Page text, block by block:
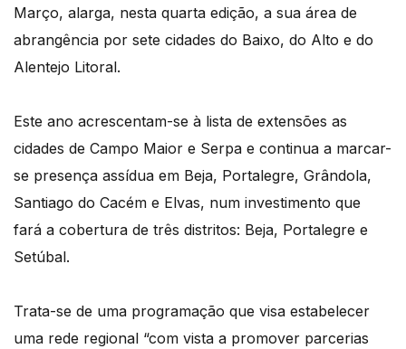
Março, alarga, nesta quarta edição, a sua área de
abrangência por sete cidades do Baixo, do Alto e do
Alentejo Litoral.
Este ano acrescentam-se à lista de extensões as
cidades de Campo Maior e Serpa e continua a marcar-
se presença assídua em Beja, Portalegre, Grândola,
Santiago do Cacém e Elvas, num investimento que
fará a cobertura de três distritos: Beja, Portalegre e
Setúbal.
Trata-se de uma programação que visa estabelecer
uma rede regional “com vista a promover parcerias